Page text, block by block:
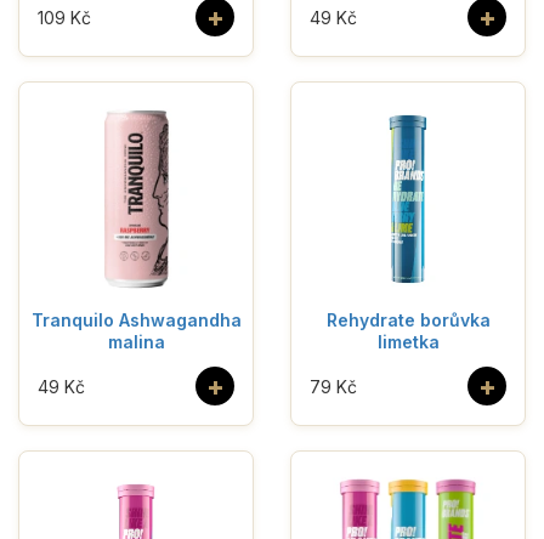
+
109 Kč +
49 Kč
Tranquilo Ashwagandha
malina
+
49 Kč
Rehydrate borůvka
limetka
+
79 Kč